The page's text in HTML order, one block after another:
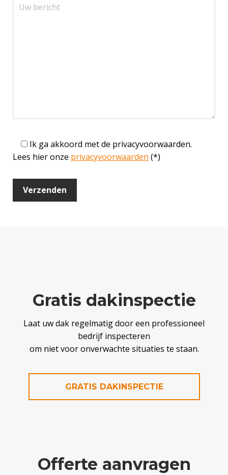
Ik ga akkoord met de privacyvoorwaarden.
Lees hier onze privacyvoorwaarden (*)
Gratis dakinspectie
Laat uw dak regelmatig door een professioneel
bedrijf inspecteren
om niet voor onverwachte situaties te staan.
GRATIS DAKINSPECTIE
Offerte aanvragen